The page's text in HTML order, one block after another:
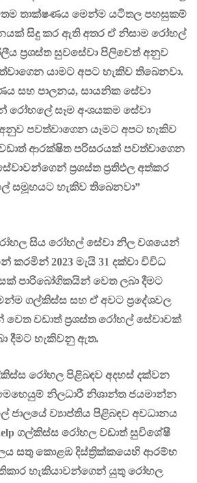
තාක්ෂණය මෙන්ම යටිතල පහසුකම්
සිදු කර ඇති අතර ඒ නිසාම රෝහල්
ප්‍රශස්ත සුවසේවා පිලිවෙත් අනුව
යාමට අපට හැකිව තිබෙනවා.
සහ පාලනය, සායනික සේවා
සෑම අංශයකම සේවා
පවත්වාගෙන යෑමට අපට හැකිව
ආරක්ෂිත පරිසරයක් පවත්වාගෙන
ප්‍රශස්ත ප්‍රතිඵල අත්කර
සමූහයට හැකිව තිබෙනවා”
සිය රෝහල් සේවා නිල වශයෙන්
2023 මැයි 31 දක්වා විවිධ
පාරිබෝගිකයින් වෙත ලබා දීමට
ගල්කිස්ස සහ ඒ අවට ප්‍රදේශවල
වෙත වඩාත් ප්‍රශස්ත රෝහල් සේවාවක්
දීමට හැකිවනු ඇත.
රෝහල පිළිබඳව අදහස් දක්වන
නිලධාරී නිශාන්ත ජයමාන්න
ජාලයේ ව්‍යාප්තිය පිළිබඳව අවධානය
ගල්කිස්ස රෝහල වඩාත් සුවිශේෂී
සතු කොළඹ දිස්ත්‍රික්කයෙහි ආරම්භ
හැකියාවන්ගෙන් යුතුරෝහල